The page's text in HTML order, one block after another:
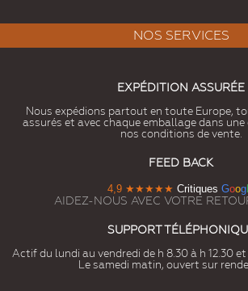
NOS SERVICES
EXPÉDITION ASSURÉE
Nous expédions partout en toute Europe,
assurés et avec chaque emballage dans une
nos conditions de vente.
FEED BACK
4,9 ★★★★★ Critiques Goog
AIDEZ-NOUS AVEC VOTRE
SUPPORT
Actif du lundi au vendredi de h 8.30 à h 12.30 et
Le samedi matin, ouvert sur